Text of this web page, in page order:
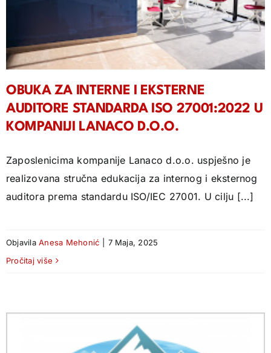
OBUKA ZA INTERNE I EKSTERNE
AUDITORE STANDARDA ISO 27001:2022 U
KOMPANIJI LANACO D.O.O.
Zaposlenicima kompanije Lanaco d.o.o. uspješno je
realizovana stručna edukacija za internog i eksternog
auditora prema standardu ISO/IEC 27001. U cilju [...]
ObjavilaAnesa Mehonić
7 Maja, 2025
Pročitaj više